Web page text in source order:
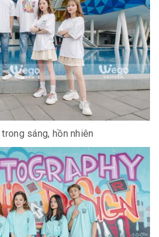
sáng, hồn nhiên